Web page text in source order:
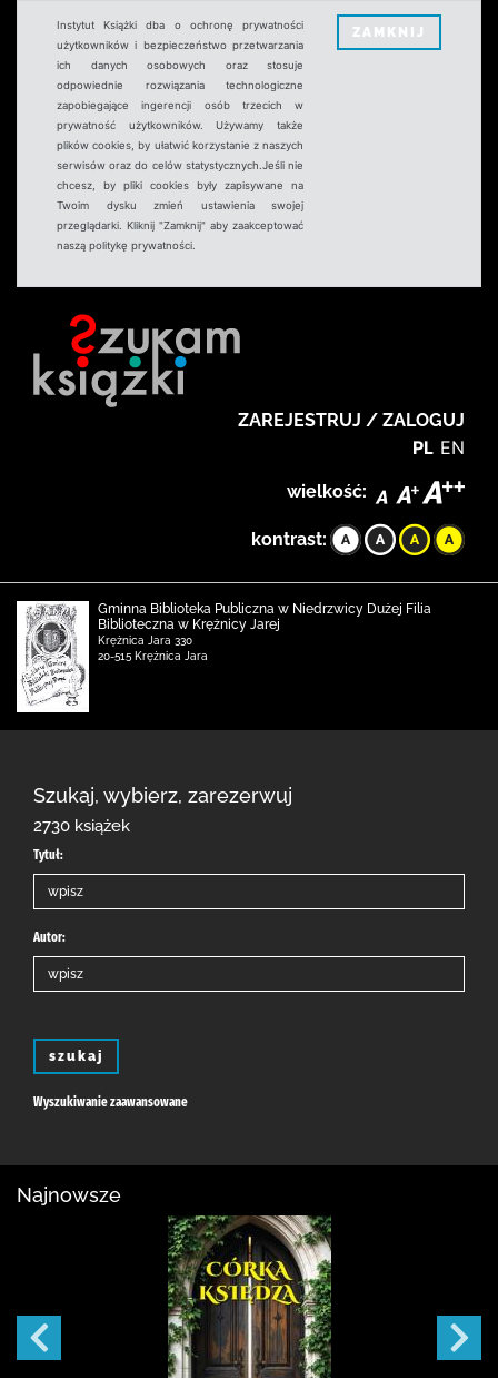
Instytut Książki dba o ochronę prywatności
użytkowników i bezpieczeństwo przetwarzania
ich danych osobowych oraz stosuje
odpowiednie rozwiązania technologiczne
zapobiegające ingerencji osób trzecich w
prywatność użytkowników. Używamy także
plików cookies, by ułatwić korzystanie z naszych
serwisów oraz do celów statystycznych.Jeśli nie
chcesz, by pliki cookies były zapisywane na
Twoim dysku zmień ustawienia swojej
przeglądarki. Kliknij "Zamknij" aby zaakceptować
naszą politykę prywatności.
ZAMKNIJ
ZAREJESTRUJ / ZALOGUJ
PL EN
wielkość:
kontrast:
Gminna Biblioteka Publiczna w Niedrzwicy Dużej Filia
Biblioteczna w Krężnicy Jarej
Krężnica Jara 330
20-515 Krężnica Jara
Szukaj, wybierz, zarezerwuj
2730 książek
Tytuł:
Autor:
szukaj
Wyszukiwanie zaawansowane
Najnowsze